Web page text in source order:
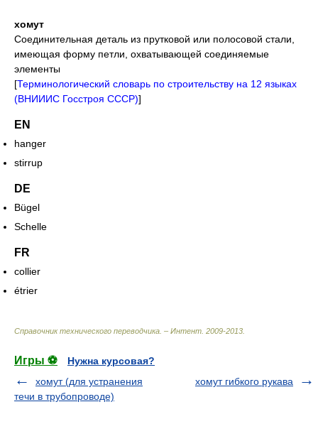
хомут
Соединительная деталь из прутковой или полосовой стали,
имеющая форму петли, охватывающей соединяемые
элементы
[Терминологический словарь по строительству на 12 языках
(ВНИИИС Госстроя СССР)]
EN
hanger
stirrup
DE
Bügel
Schelle
FR
collier
étrier
Справочник технического переводчика. – Интент 2009-2013
Игры ⚽
Нужна курсовая?
хомут (для устранения
течи в трубопроводе)
хомут гибкого рукава